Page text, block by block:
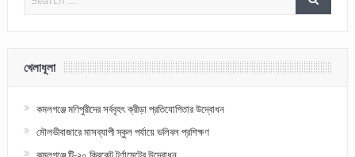
খেলাধূলা
কমলগঞ্জে মণিপুরীদের সর্ববৃহৎ ক্রীড়া প্রতিযোগিতার উদ্বোধন
মৌলভীবাজারে মাসব্যাপী স্কুল পর্যায়ে ভলিবল প্রশিক্ষণ